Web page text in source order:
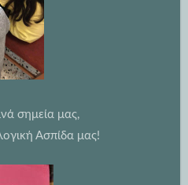
σημεία μας,
Ασπίδα μας!